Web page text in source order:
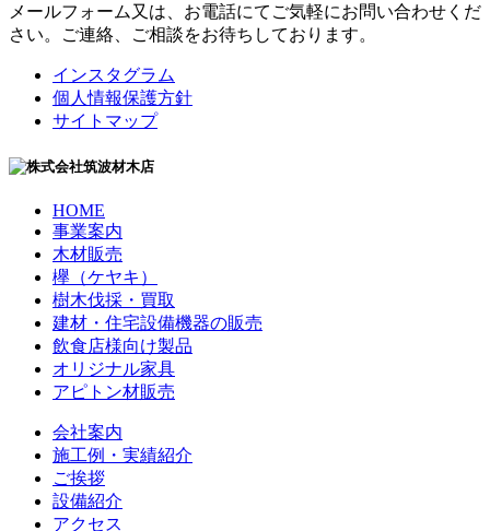
メールフォーム又は、お電話にてご気軽にお問い合わせくだ
さい。ご連絡、ご相談をお待ちしております。
インスタグラム
個人情報保護方針
サイトマップ
HOME
事業案内
木材販売
欅（ケヤキ）
樹木伐採・買取
建材・住宅設備機器の販売
飲食店様向け製品
オリジナル家具
アピトン材販売
会社案内
施工例・実績紹介
ご挨拶
設備紹介
アクセス